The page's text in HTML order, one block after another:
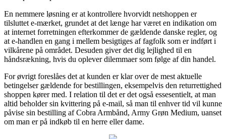
En nemmere løsning er at kontrollere hvorvidt netshoppen er
tilsluttet e-mærket, grundet at det længe har været en indikation om
at internet forretningen efterkommer de gældende danske regler, og
at e-handlen en gang i mellem besigtiges af fagfolk som er indført i
vilkårene på området. Desuden giver det dig lejlighed til en
håndsrækning, hvis du oplever dilemmaer som følge af din handel.
For øvrigt foreslåes det at kunden er klar over de mest aktuelle
betingelser gældende for bestillingen, eksempelvis den returrettighed
shoppen kører med. I relation til det er det også essesentielt, at man
altid beholder sin kvittering på e-mail, så man til enhver tid vil kunne
påvise sin bestilling af Cobra Armbånd, Army Grøn Medium, uanset
om man er på indkøb til en herre eller dame.